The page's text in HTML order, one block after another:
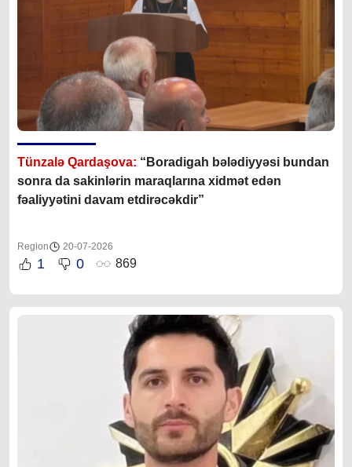
Tünzalə Qardaşova: “Boradigah bələdiyyəsi bundan
sonra da sakinlərin maraqlarına xidmət edən
fəaliyyətini davam etdirəcəkdir”
Region 20-07-2026
1 0 869